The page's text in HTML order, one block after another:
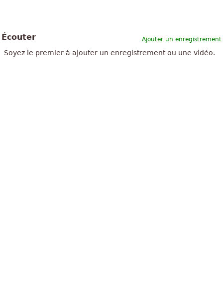
Ajouter un enregistrement
Écouter
Soyez le premier à ajouter un enregistrement ou une vidéo.